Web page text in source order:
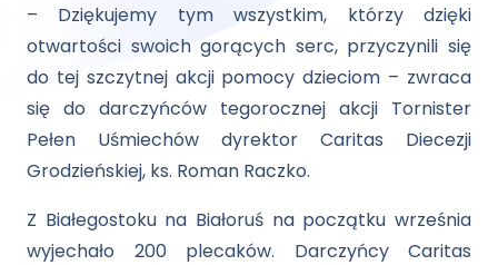
– Dziękujemy tym wszystkim, którzy dzięki
otwartości swoich gorących serc, przyczynili się
do tej szczytnej akcji pomocy dzieciom – zwraca
się do darczyńców tegorocznej akcji Tornister
Pełen Uśmiechów dyrektor Caritas Diecezji
Grodzieńskiej, ks. Roman Raczko.
Z Białegostoku na Białoruś na początku września
wyjechało 200 plecaków. Darczyńcy Caritas